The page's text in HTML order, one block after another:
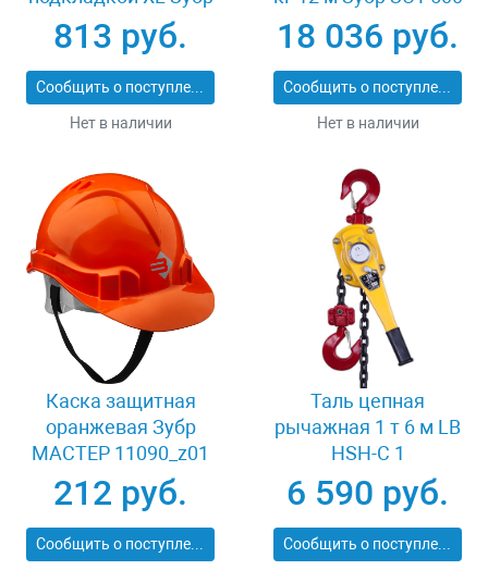
МАСТЕР 1135-XL
813 руб.
Сообщить о поступлении
Нет в наличии
18 036 руб.
Сообщить о поступлении
Нет в наличии
Каска защитная
оранжевая Зубр
МАСТЕР 11090_z01
212 руб.
Сообщить о поступлении
Таль цепная
рычажная 1 т 6 м LB
HSH-C 1
6 590 руб.
Сообщить о поступлении